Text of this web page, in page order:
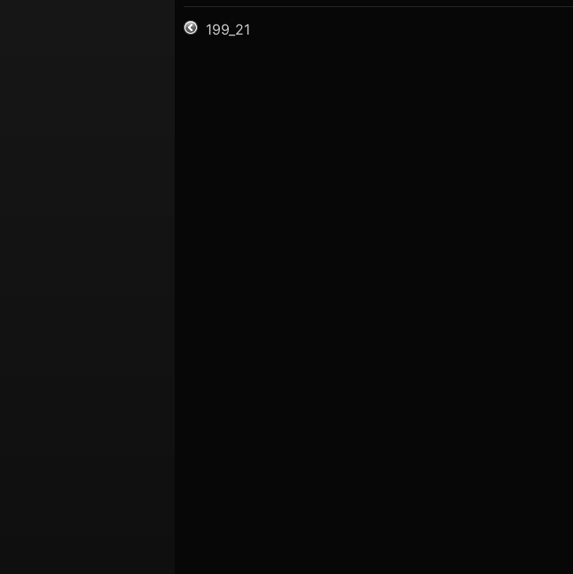
199_21